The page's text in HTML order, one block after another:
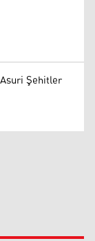
Şehitler